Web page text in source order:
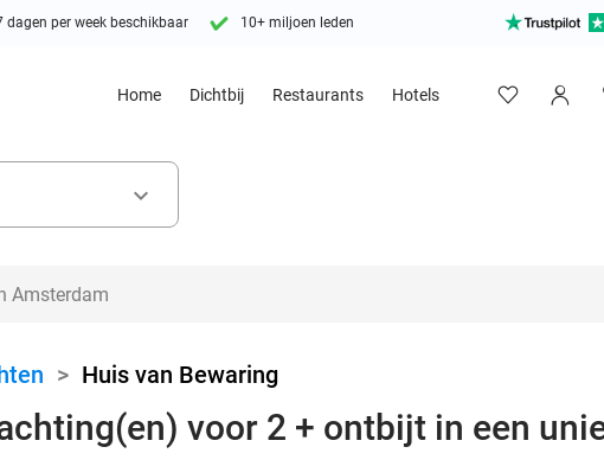
dagen per week beschikbaar 10+ miljoen leden
Home Dichtbij Restaurants Hotels
keyboard_arrow_down
> Huis van Bewaring
voor 2 + ontbijt in een